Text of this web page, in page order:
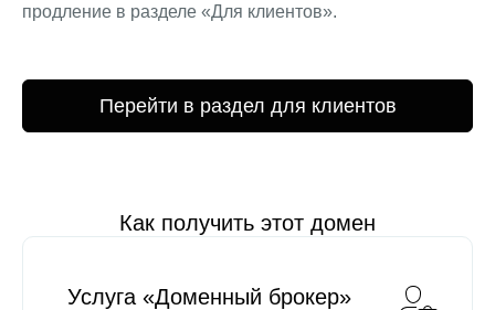
продление в разделе «Для клиентов».
Перейти в раздел для клиентов
Как получить этот домен
Услуга «Доменный брокер»